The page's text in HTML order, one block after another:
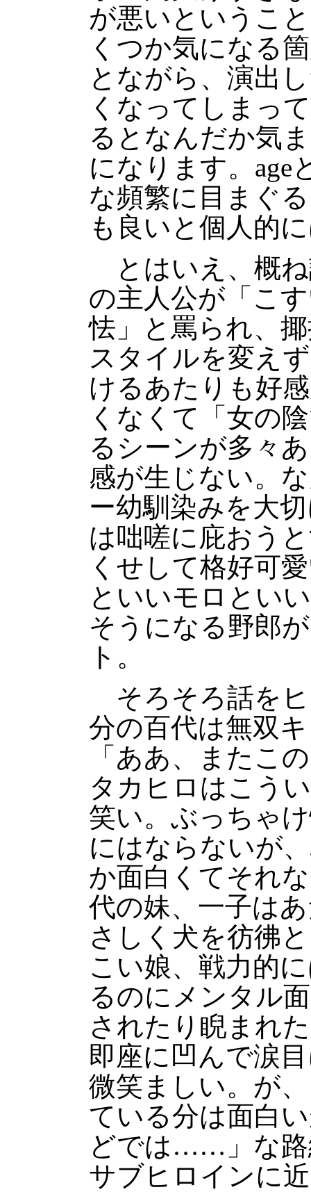
が悪いというこ
くつか気になる
とながら、演出
くなってしまっ
るとなんだか気
になります。age
な頻繁に目まぐ
も良いと個人的
とはいえ、概ね
の主人公が「こ
怯」と罵られ、
スタイルを変え
けるあたりも好
くなくて「女の
るシーンが多々
感が生じない。
ー幼馴染みを大
は咄嗟に庇おう
くせして格好可
といいモロとい
そうになる野郎
ト。
そろそろ話を
分の百代は無双
「ああ、また
タカヒロはこう
笑い。ぶっちゃ
にはならないが
か面白くてそれ
代の妹、一子は
さしく犬を彷彿
こい娘、戦力的
るのにメンタル
されたり睨まれ
即座に凹んで涙
微笑ましい。が
ている分は面白
どでは……」な路
サブヒロインに